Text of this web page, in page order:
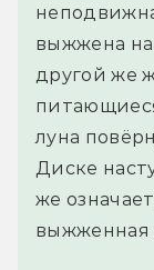
выжжена
другой же
луна
Диске
же
выжженная